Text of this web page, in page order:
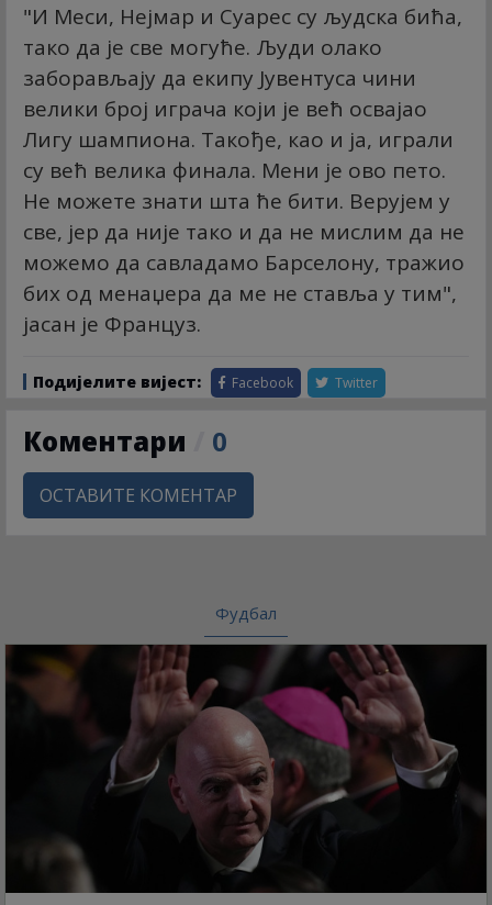
"И Меси, Нејмар и Суарес су људска бића,
тако да је све могуће. Људи олако
заборављају да екипу Јувентуса чини
велики број играча који је већ освајао
Лигу шампиона. Такође, као и ја, играли
су већ велика финала. Мени је ово пето.
Не можете знати шта ће бити. Верујем у
све, јер да није тако и да не мислим да не
можемо да савладамо Барселону, тражио
бих од менаџера да ме не ставља у тим",
јасан је Француз.
Подијелите вијест: Facebook Twitter
Коментари 0
ОСТАВИТЕ КОМЕНТАР
Фудбал